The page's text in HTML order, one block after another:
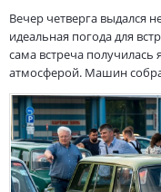
Вечер четверга выдался
идеальная погода для
сама встреча
атмосферой. Машин